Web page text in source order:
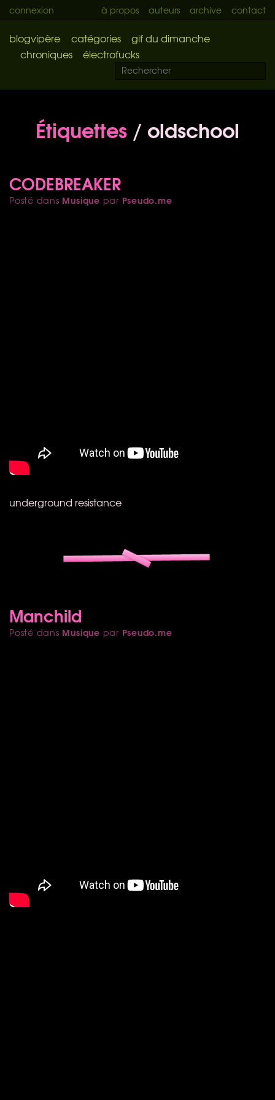
connexion à propos auteurs archive contact
blogvipère catégories
gif du dimanche
chroniques
électrofucks
Étiquettes / oldschool
CODEBREAKER
Posté dans Musique par Pseudo.me
underground resistance
Manchild
Posté dans Musique par Pseudo.me